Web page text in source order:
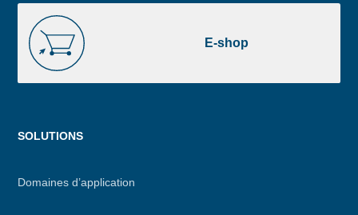
E-shop
shop
Menu
SOLUTIONS
Domaines d’application